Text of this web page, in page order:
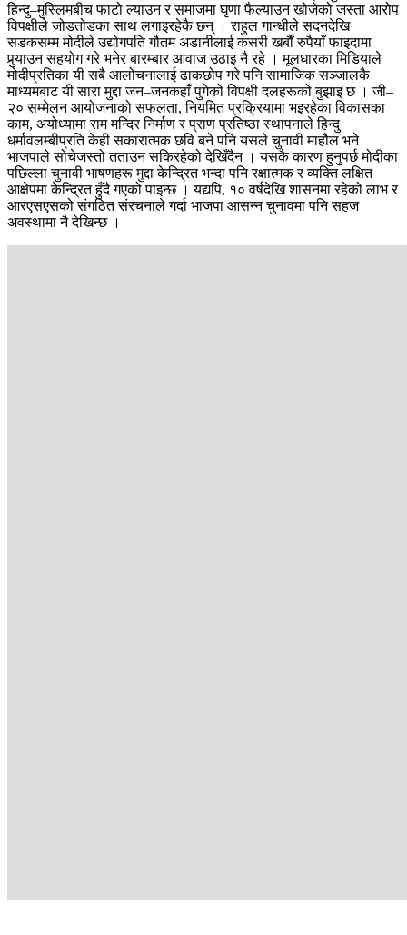
हिन्दु–मुस्लिमबीच फाटो ल्याउन र समाजमा घृणा फैल्याउन खोजेको जस्ता आरोप
विपक्षीले जोडतोडका साथ लगाइरहेकै छन् । राहुल गान्धीले सदनदेखि
सडकसम्म मोदीले उद्योगपति गौतम अडानीलाई कसरी खर्बौं रुपैयाँ फाइदामा
पुर्‍याउन सहयोग गरे भनेर बारम्बार आवाज उठाइ नै रहे । मूलधारका मिडियाले
मोदीप्रतिका यी सबै आलोचनालाई ढाकछोप गरे पनि सामाजिक सञ्जालकै
माध्यमबाट यी सारा मुद्दा जन–जनकहाँ पुगेको विपक्षी दलहरूको बुझाइ छ । जी–
२० सम्मेलन आयोजनाको सफलता, नियमित प्रक्रियामा भइरहेका विकासका
काम, अयोध्यामा राम मन्दिर निर्माण र प्राण प्रतिष्ठा स्थापनाले हिन्दु
धर्मावलम्बीप्रति केही सकारात्मक छवि बने पनि यसले चुनावी माहौल भने
भाजपाले सोचेजस्तो तताउन सकिरहेको देखिँदैन । यसकै कारण हुनुपर्छ मोदीका
पछिल्ला चुनावी भाषणहरू मुद्दा केन्द्रित भन्दा पनि रक्षात्मक र व्यक्ति लक्षित
आक्षेपमा केन्द्रित हुँदै गएको पाइन्छ । यद्यपि, १० वर्षदेखि शासनमा रहेको लाभ र
आरएसएसको संगठित संरचनाले गर्दा भाजपा आसन्न चुनावमा पनि सहज
अवस्थामा नै देखिन्छ ।